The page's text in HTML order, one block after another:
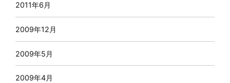
2011年6月
2009年12月
2009年5月
2009年4月